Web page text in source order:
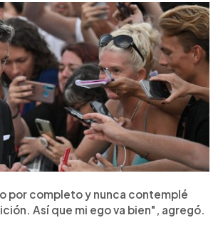
por completo y nunca contemplé
Así que mi ego va bien", agregó.